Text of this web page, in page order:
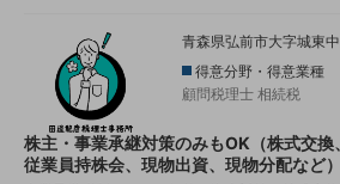
青森県弘前市大字城東
得意分野・得意業種
顧問税理士 相続税
株主・事業承継対策のみもOK（株式交換
従業員持株会、現物出資、現物分配など）